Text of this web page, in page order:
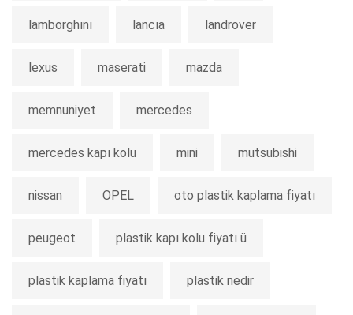
lamborghını lancıa landrover
lexus maserati mazda
memnuniyet mercedes
mercedes kapı kolu mini mutsubishi
nissan OPEL oto plastik kaplama fiyatı
peugeot plastik kapı kolu fiyatı ü
plastik kaplama fiyatı plastik nedir